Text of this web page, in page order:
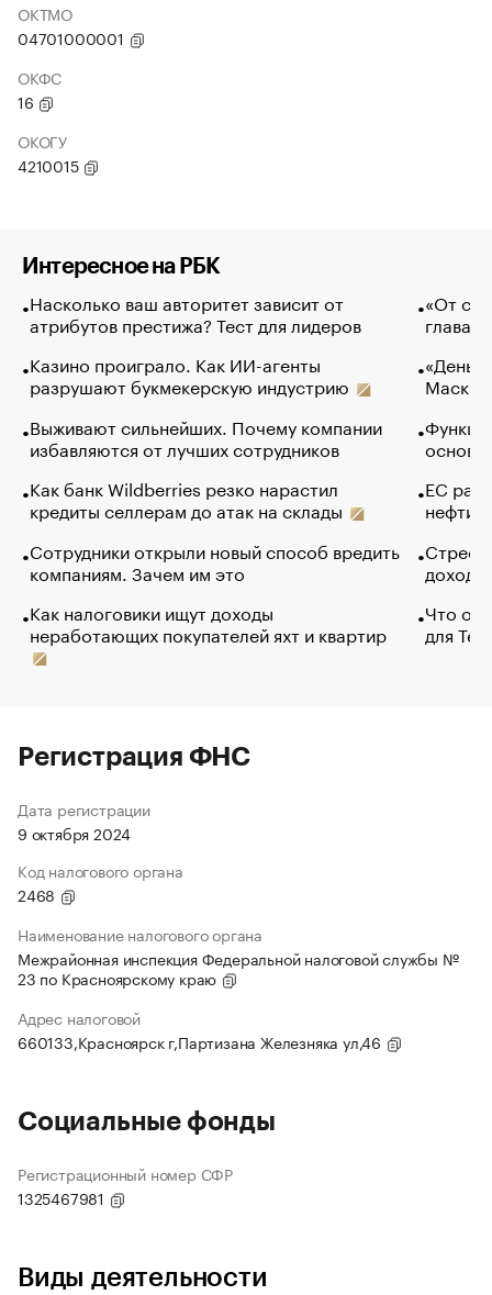
ОКТМО
04701000001
ОКФС
16
ОКОГУ
4210015
Интересное на РБК
Насколько ваш авторитет зависит от
атрибутов престижа? Тест для лидеров
Казино проиграло. Как ИИ-агенты
разрушают букмекерскую индустрию
Выживают сильнейших. Почему компании
избавляются от лучших сотрудников
Как банк Wildberries резко нарастил
кредиты селлерам до атак на склады
Сотрудники открыли новый способ вредить
компаниям. Зачем им это
Как налоговики ищут доходы
неработающих покупателей яхт и квартир
«От
глава
Маск в
основ
ЕС
нефти
Что
для
Регистрация ФНС
Дата регистрации
9 октября 2024
Код налогового органа
2468
Наименование налогового органа
Межрайонная инспекция Федеральной налоговой службы №
23 по Красноярскому краю
Адрес налоговой
660133,Красноярск г,Партизана Железняка ул,46
Социальные фонды
Регистрационный номер СФР
1325467981
Виды деятельности